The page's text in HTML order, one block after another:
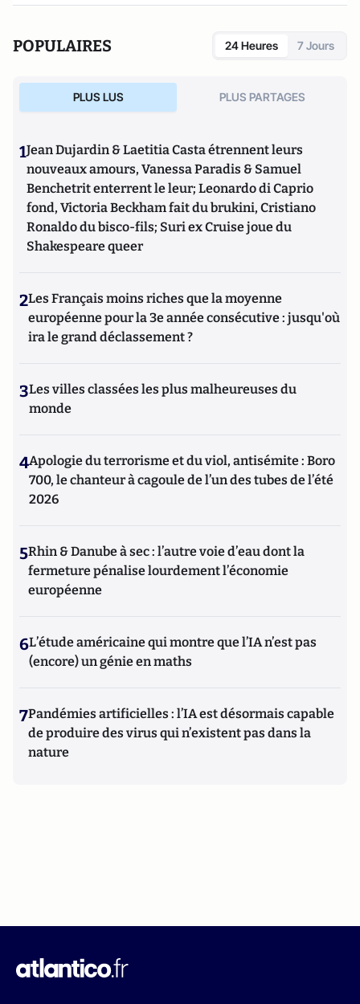
POPULAIRES 24 Heures 7 Jours
PLUS LUS PLUS PARTAGES
1Jean Dujardin & Laetitia Casta étrennent leurs
nouveaux amours, Vanessa Paradis & Samuel
Benchetrit enterrent le leur; Leonardo di Caprio
fond, Victoria Beckham fait du brukini, Cristiano
Ronaldo du bisco-fils; Suri ex Cruise joue du
Shakespeare queer
2Les Français moins riches que la moyenne
européenne pour la 3e année consécutive : jusqu'où
ira le grand déclassement ?
3Les villes classées les plus malheureuses du
monde
4Apologie du terrorisme et du viol, antisémite : Boro
700, le chanteur à cagoule de l’un des tubes de l’été
2026
5Rhin & Danube à sec : l’autre voie d’eau dont la
fermeture pénalise lourdement l’économie
européenne
6L’étude américaine qui montre que l’IA n’est pas
(encore) un génie en maths
7Pandémies artificielles : l’IA est désormais capable
de produire des virus qui n’existent pas dans la
nature